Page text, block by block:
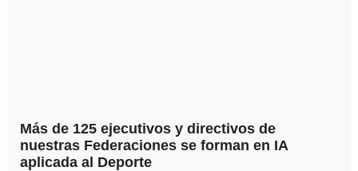
Más de 125 ejecutivos y directivos de
nuestras Federaciones se forman en IA
aplicada al Deporte